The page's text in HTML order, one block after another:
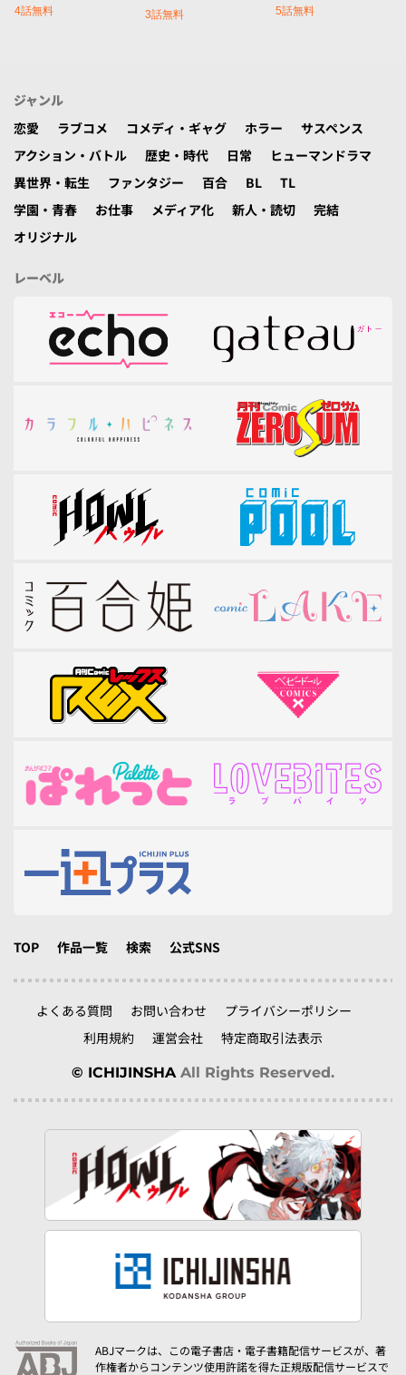
4話無料 3話無料 5話無料
ジャンル
恋愛
ラブコメ コメディ・ギャグ ホラー
サスペンス
アクション・バトル
歴史・時代 日常
ヒューマンドラマ
異世界・転生
ファンタジー 百合 BL
TL
学園・青春
お仕事 メディア化 新人・読切
完結
オリジナル
レーベル
TOP 作品一覧 検索 公式SNS
よくある質問 お問い合わせ
プライバシーポリシー
利用規約
運営会社 特定商取引法表示
© ICHIJINSHA All Rights Reserved.
ABJマークは、この電子書店・電子書籍配信サービスが、著
作権者からコンテンツ使用許諾を得た正規版配信サービスで